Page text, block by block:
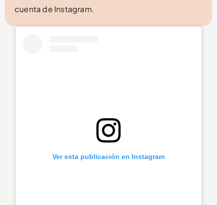
cuenta de Instagram.
Ver esta publicación en Instagram